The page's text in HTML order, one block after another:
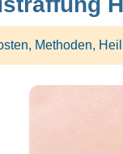
Methoden,